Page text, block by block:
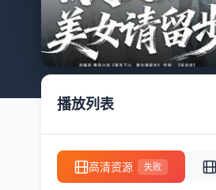
播放列表
高清资源 失败